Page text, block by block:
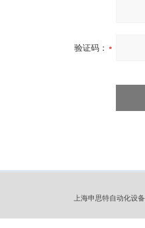
验证码：
上海申思特自动化设